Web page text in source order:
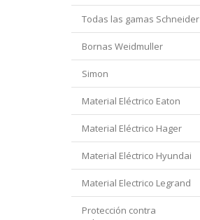
Todas las gamas Schneider
Bornas Weidmuller
Simon
Material Eléctrico Eaton
Material Eléctrico Hager
Material Eléctrico Hyundai
Material Electrico Legrand
Protección contra